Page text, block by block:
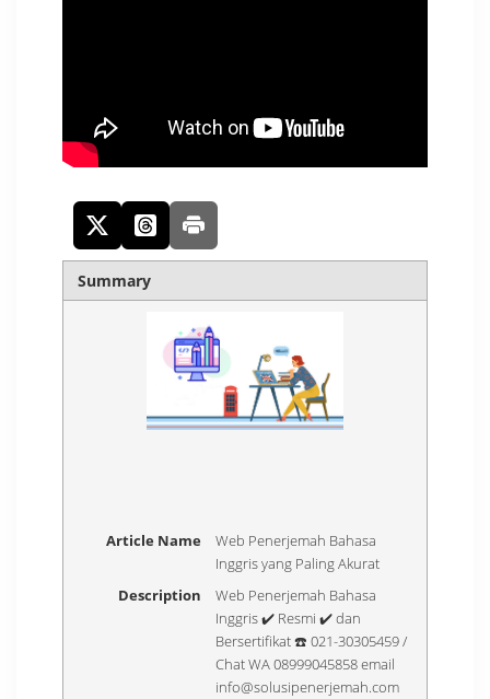
Summary
Article Name
Web Penerjemah Bahasa
Inggris yang Paling Akurat
Description
Web Penerjemah Bahasa
Inggris ✔️ Resmi ✔️ dan
Bersertifikat ☎️ 021-30305459 /
Chat WA 08999045858 email
info@solusipenerjemah.com